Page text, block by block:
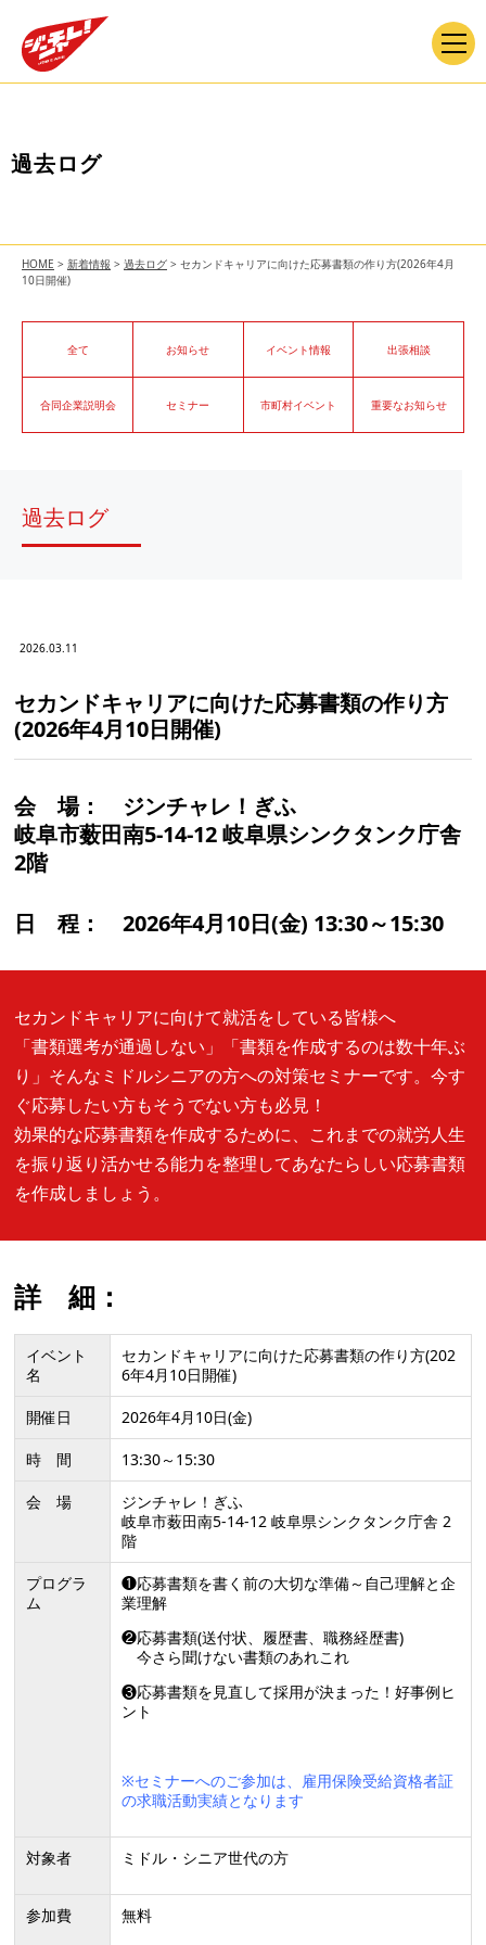
過去ログ
HOME > 新着情報 > 過去ログ > セカンドキャリアに向けた応募書類の作り方(2026年4月
10日開催)
全て お知らせ イベント情報 出張相談
合同企業説明会 セミナー 市町村イベント 重要なお知らせ
過去ログ
2026.03.11
セカンドキャリアに向けた応募書類の作り方
(2026年4月10日開催)
会 場：
ジンチャレ！ぎふ
岐阜市薮田南5-14-12 岐阜県シンクタンク庁舎
2階
日 程： 2026年4月10日(金) 13:30～15:30
セカンドキャリアに向けて就活をしている皆様へ
「書類選考が通過しない」「書類を作成するのは数十年ぶ
り」そんなミドルシニアの方への対策セミナーです。今す
ぐ応募したい方もそうでない方も必見！
効果的な応募書類を作成するために、これまでの就労人生
を振り返り活かせる能力を整理してあなたらしい応募書類
を作成しましょう。
詳 細：
イベント
名
セカンドキャリアに向けた応募書類の作り方(202
6年4月10日開催)
開催日 2026年4月10日(金)
時 間 13:30～15:30
会 場
ジンチャレ！ぎふ
岐阜市薮田南5-14-12 岐阜県シンクタンク庁舎 2
階
プログラ
ム
❶応募書類を書く前の大切な準備～自己理解と企
業理解
❷応募書類(送付状、履歴書、職務経歴書)
今さら聞けない書類のあれこれ
❸応募書類を見直して採用が決まった！好事例ヒ
ント
※セミナーへのご参加は、雇用保険受給資格者証
の求職活動実績となります
対象者 ミドル・シニア世代の方
参加費 無料